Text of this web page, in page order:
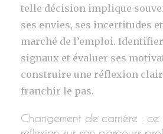
telle décision implique
ses envies, ses incertitudes
marché de l’emploi.
signaux et évaluer ses
construire une réflexion
franchir le pas.
Changement de carrière : ce